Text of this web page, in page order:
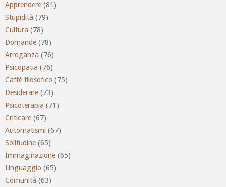
Apprendere (81)
Stupidità (79)
Cultura (78)
Domande (78)
Arroganza (76)
Psicopatia (76)
Caffè filosofico (75)
Desiderare (73)
Psicoterapia (71)
Criticare (67)
Automatismi (67)
Solitudine (65)
Immaginazione (65)
Linguaggio (65)
Comunità (63)